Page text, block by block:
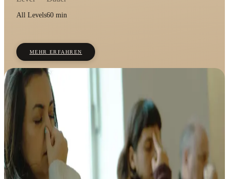
All Levels60 min
MEHR ERFAHREN